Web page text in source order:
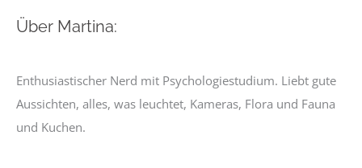
Über Martina:
Enthusiastischer Nerd mit Psychologiestudium. Liebt gute
Aussichten, alles, was leuchtet, Kameras, Flora und Fauna
und Kuchen.